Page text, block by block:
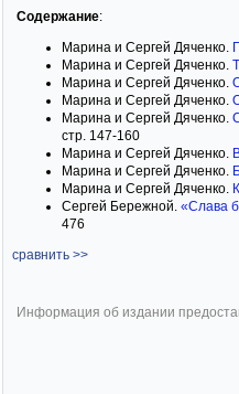
Содержание:
Марина и Сергей Дяченко.
Марина и Сергей Дяченко.
Марина и Сергей Дяченко.
Марина и Сергей Дяченко.
Марина и Сергей Дяченко.
стр. 147-160
Марина и Сергей Дяченко.
Марина и Сергей Дяченко.
Марина и Сергей Дяченко.
Сергей Бережной. «Слава
476
сравнить >>
Информация об издании